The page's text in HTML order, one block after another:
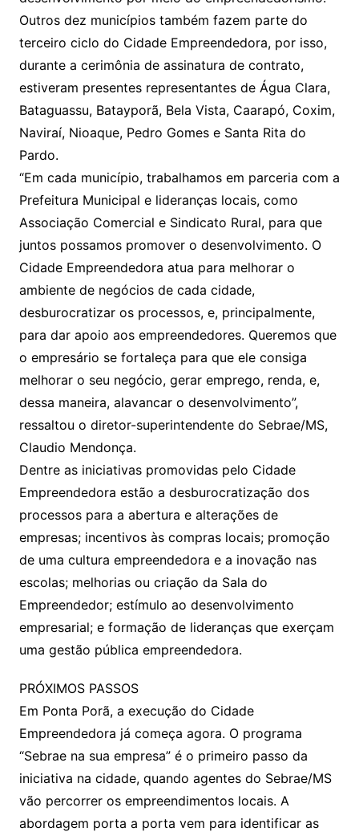
Outros dez municípios também fazem parte do
terceiro ciclo do Cidade Empreendedora, por isso,
durante a cerimônia de assinatura de contrato,
estiveram presentes representantes de Água Clara,
Bataguassu, Batayporã, Bela Vista, Caarapó, Coxim,
Naviraí, Nioaque, Pedro Gomes e Santa Rita do
Pardo.
“Em cada município, trabalhamos em parceria com a
Prefeitura Municipal e lideranças locais, como
Associação Comercial e Sindicato Rural, para que
juntos possamos promover o desenvolvimento. O
Cidade Empreendedora atua para melhorar o
ambiente de negócios de cada cidade,
desburocratizar os processos, e, principalmente,
para dar apoio aos empreendedores. Queremos que
o empresário se fortaleça para que ele consiga
melhorar o seu negócio, gerar emprego, renda, e,
dessa maneira, alavancar o desenvolvimento”,
ressaltou o diretor-superintendente do Sebrae/MS,
Claudio Mendonça.
Dentre as iniciativas promovidas pelo Cidade
Empreendedora estão a desburocratização dos
processos para a abertura e alterações de
empresas; incentivos às compras locais; promoção
de uma cultura empreendedora e a inovação nas
escolas; melhorias ou criação da Sala do
Empreendedor; estímulo ao desenvolvimento
empresarial; e formação de lideranças que exerçam
uma gestão pública empreendedora.
PRÓXIMOS PASSOS
Em Ponta Porã, a execução do Cidade
Empreendedora já começa agora. O programa
“Sebrae na sua empresa” é o primeiro passo da
iniciativa na cidade, quando agentes do Sebrae/MS
vão percorrer os empreendimentos locais. A
abordagem porta a porta vem para identificar as